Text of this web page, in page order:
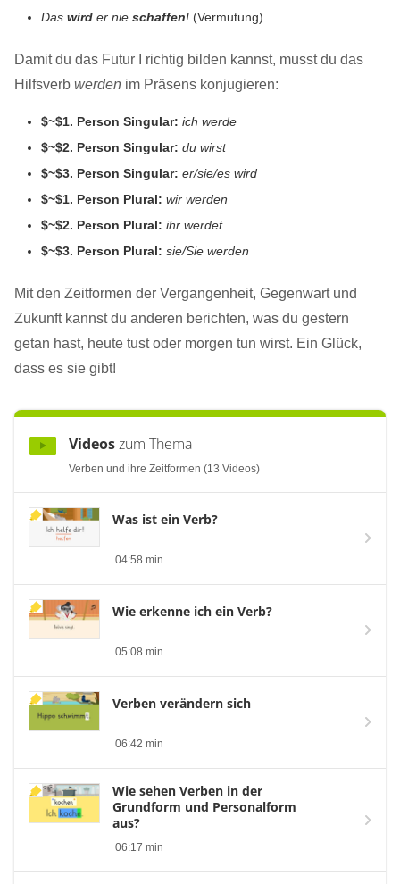
Das wird er nie schaffen! (Vermutung)
Damit du das Futur I richtig bilden kannst, musst du das
Hilfsverb werden im Präsens konjugieren:
$~$1. Person Singular: ich werde
$~$2. Person Singular: du wirst
$~$3. Person Singular: er/sie/es wird
$~$1. Person Plural: wir werden
$~$2. Person Plural: ihr werdet
$~$3. Person Plural: sie/Sie werden
Mit den Zeitformen der Vergangenheit, Gegenwart und
Zukunft kannst du anderen berichten, was du gestern
getan hast, heute tust oder morgen tun wirst. Ein Glück,
dass es sie gibt!
Videoszum Thema
Verben und ihre Zeitformen (13 Videos)
Was ist ein Verb?
04:58 min
Wie erkenne ich ein Verb?
05:08 min
Verben verändern sich
06:42 min
Wie sehen Verben in der
Grundform und Personalform
aus?
06:17 min